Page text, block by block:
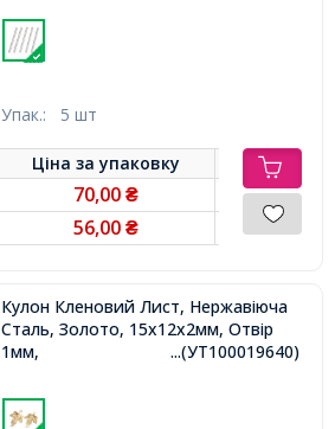
Упак.: 5 шт
Ціна заупаковку
70,00₴
56,00₴
Кулон Кленовий Лист, Нержавіюча
Сталь, Золото, 15х12х2мм, Отвір
1мм,
...(УТ100019640)